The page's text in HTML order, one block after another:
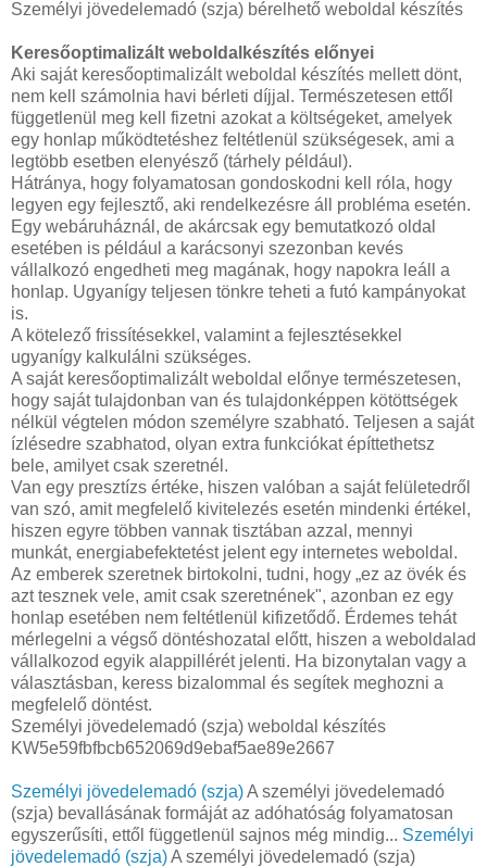
Személyi jövedelemadó (szja) bérelhető weboldal készítés
Keresőoptimalizált weboldalkészítés előnyei
Aki saját keresőoptimalizált weboldal készítés mellett dönt,
nem kell számolnia havi bérleti díjjal. Természetesen ettől
függetlenül meg kell fizetni azokat a költségeket, amelyek
egy honlap működtetéshez feltétlenül szükségesek, ami a
legtöbb esetben elenyésző (tárhely például).
Hátránya, hogy folyamatosan gondoskodni kell róla, hogy
legyen egy fejlesztő, aki rendelkezésre áll probléma esetén.
Egy webáruháznál, de akárcsak egy bemutatkozó oldal
esetében is például a karácsonyi szezonban kevés
vállalkozó engedheti meg magának, hogy napokra leáll a
honlap. Ugyanígy teljesen tönkre teheti a futó kampányokat
is.
A kötelező frissítésekkel, valamint a fejlesztésekkel
ugyanígy kalkulálni szükséges.
A saját keresőoptimalizált weboldal előnye természetesen,
hogy saját tulajdonban van és tulajdonképpen kötöttségek
nélkül végtelen módon személyre szabható. Teljesen a saját
ízlésedre szabhatod, olyan extra funkciókat építtethetsz
bele, amilyet csak szeretnél.
Van egy presztízs értéke, hiszen valóban a saját felületedről
van szó, amit megfelelő kivitelezés esetén mindenki értékel,
hiszen egyre többen vannak tisztában azzal, mennyi
munkát, energiabefektetést jelent egy internetes weboldal.
Az emberek szeretnek birtokolni, tudni, hogy „ez az övék és
azt tesznek vele, amit csak szeretnének", azonban ez egy
honlap esetében nem feltétlenül kifizetődő. Érdemes tehát
mérlegelni a végső döntéshozatal előtt, hiszen a weboldalad
vállalkozod egyik alappillérét jelenti. Ha bizonytalan vagy a
választásban, keress bizalommal és segítek meghozni a
megfelelő döntést.
Személyi jövedelemadó (szja) weboldal készítés
KW5e59fbfbcb652069d9ebaf5ae89e2667
Személyi jövedelemadó (szja)A személyi jövedelemadó
(szja) bevallásának formáját az adóhatóság folyamatosan
egyszerűsíti, ettől függetlenül sajnos még mindig... Személyi
jövedelemadó (szja)A személyi jövedelemadó (szja)